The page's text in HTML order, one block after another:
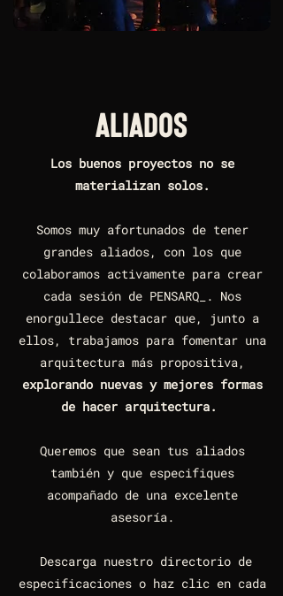
aliados
Los buenos proyectos no se
materializan solos.
Somos muy afortunados de tener
grandes aliados, con los que
colaboramos activamente para crear
cada sesión de PENSARQ_. Nos
enorgullece destacar que, junto a
ellos, trabajamos para fomentar una
arquitectura más propositiva,
explorando nuevas y mejores formas
de hacer arquitectura.
Queremos que sean tus aliados
también y que especifiques
acompañado de una excelente
asesoría.
Descarga nuestro directorio de
especificaciones o haz clic en cada